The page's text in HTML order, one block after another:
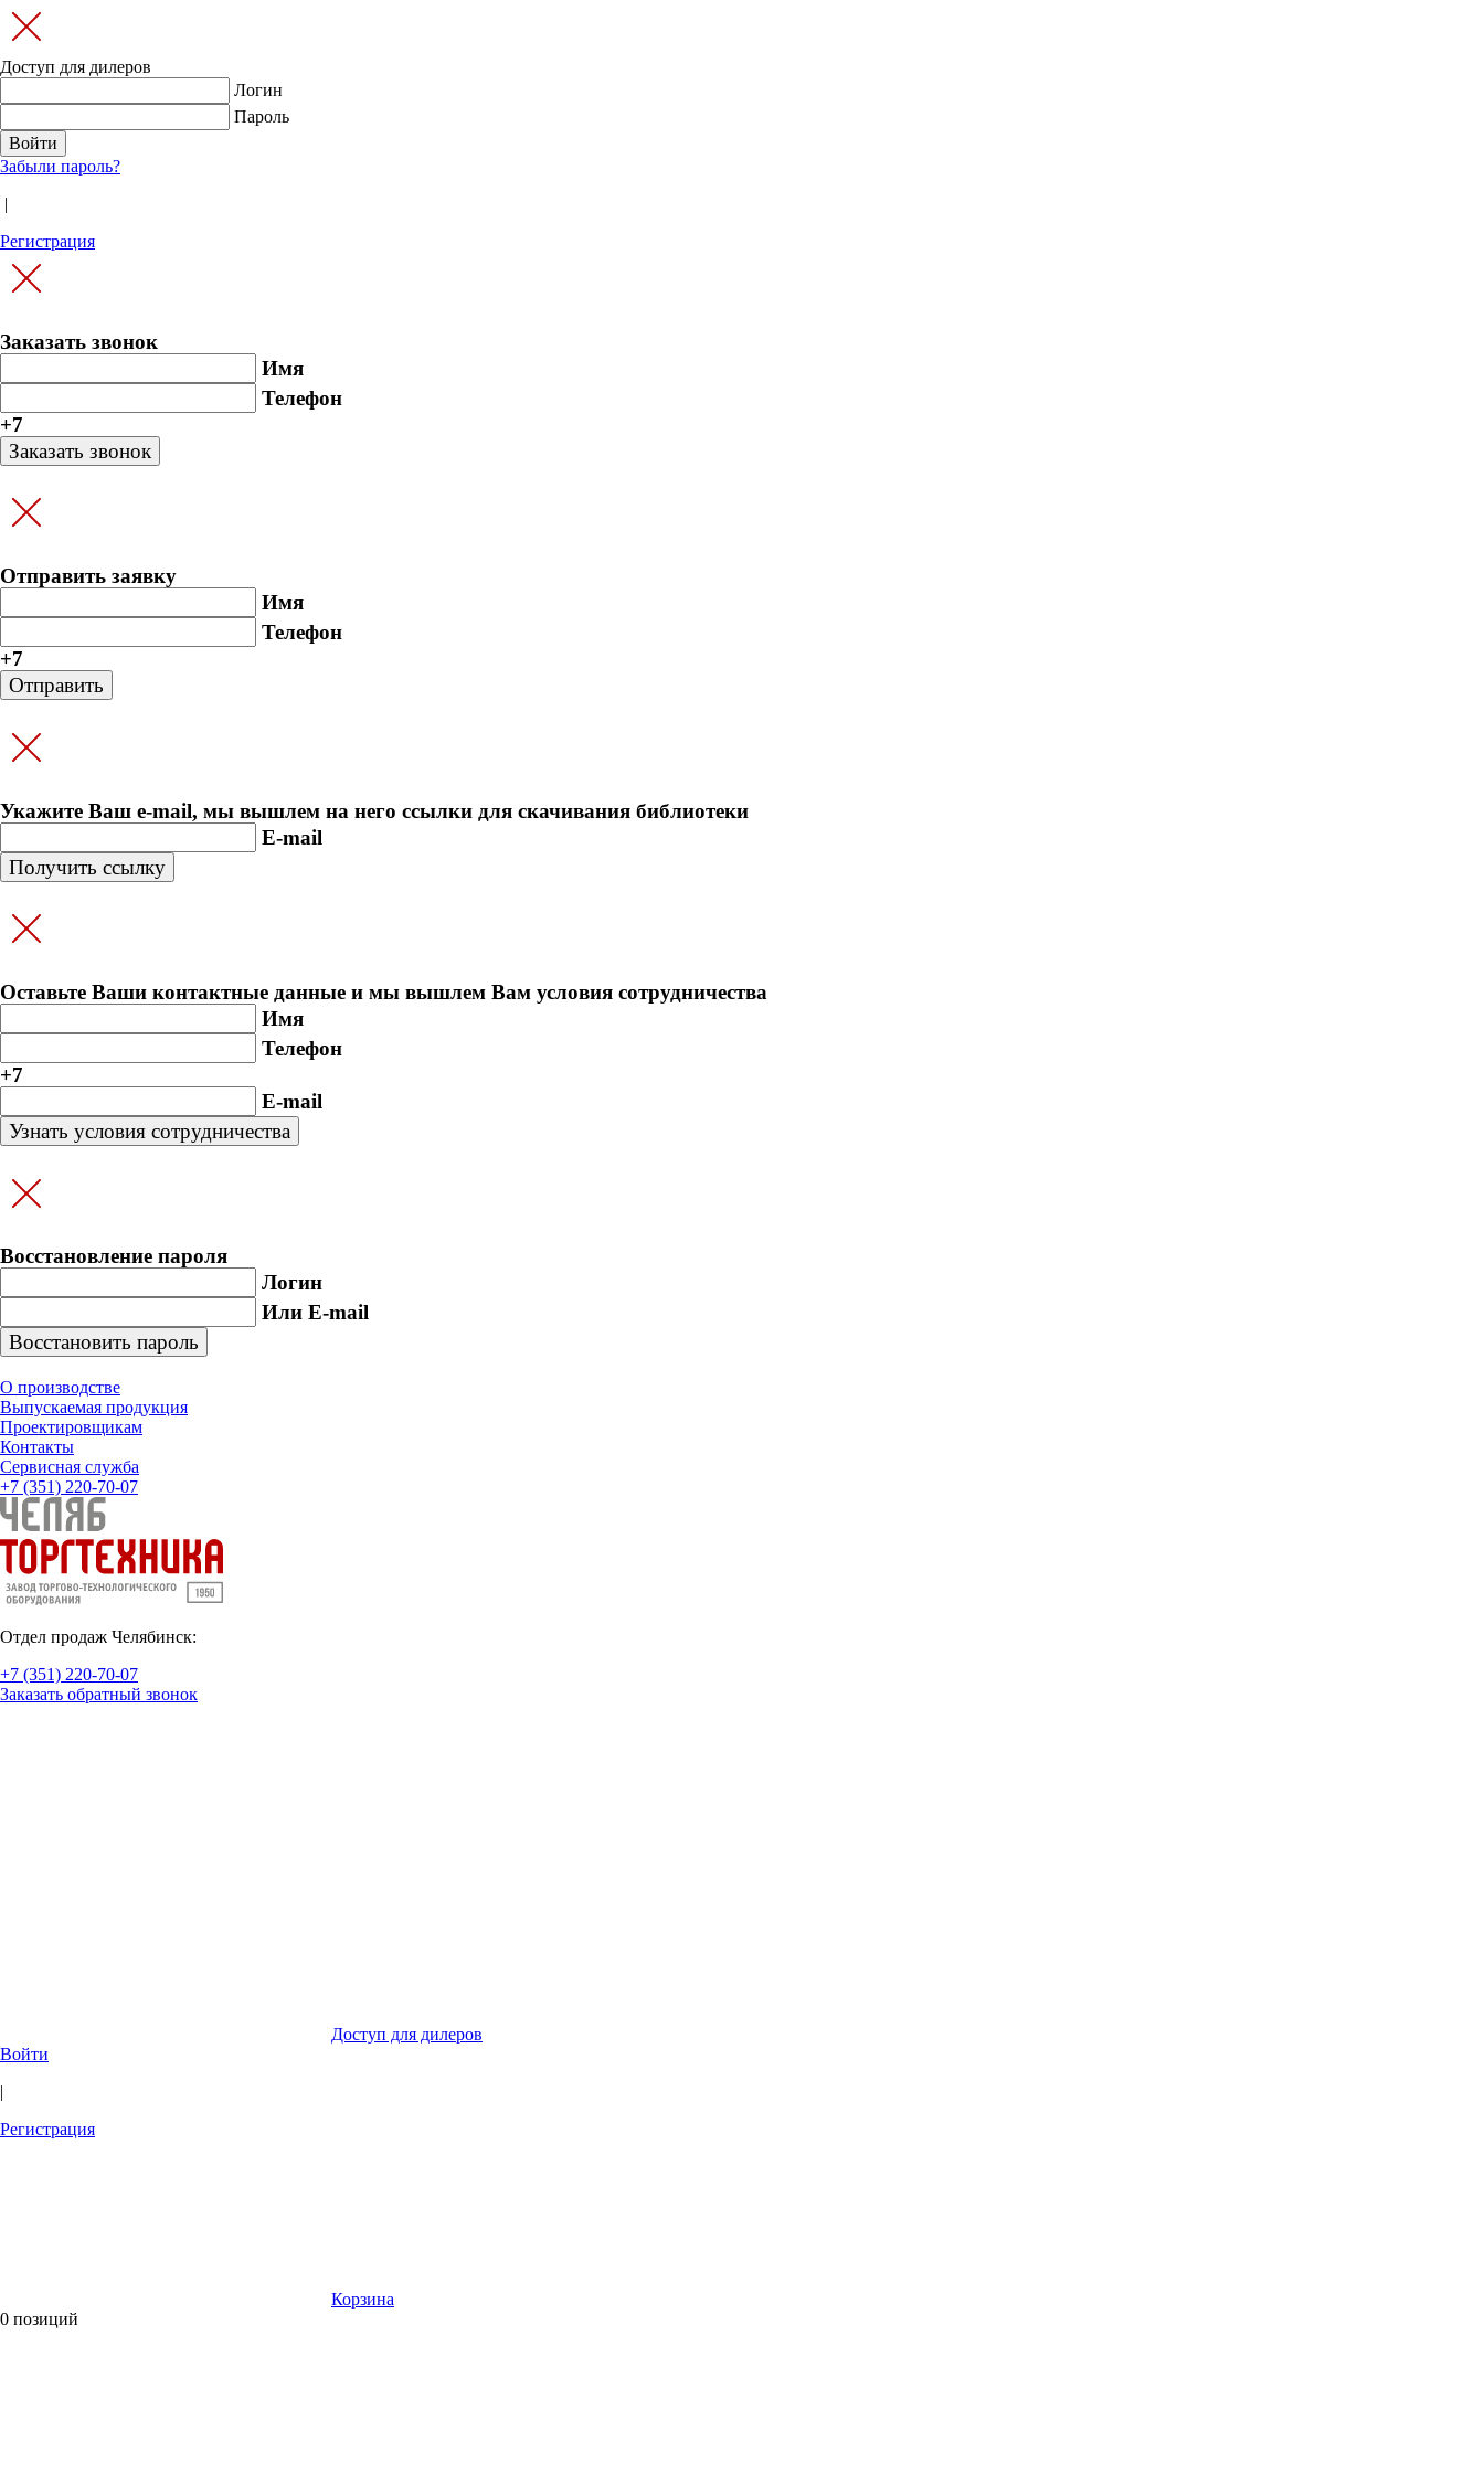
Доступ для дилеров
Логин
Пароль
Забыли пароль?
|
Регистрация
Заказать звонок
Имя
Телефон
+7
Отправить заявку
Имя
Телефон
+7
Укажите Ваш e-mail, мы вышлем на него ссылки для скачивания библиотеки
E-mail
Оставьте Ваши контактные данные и мы вышлем Вам условия сотрудничества
Имя
Телефон
+7
E-mail
Восстановление пароля
Логин
Или E-mail
О производстве
Выпускаемая продукция
Проектировщикам
Контакты
Cервисная служба
+7 (351) 220-70-07
Отдел продаж Челябинск:
+7 (351) 220-70-07
Заказать обратный звонок
Доступ для дилеров
Войти
|
Регистрация
Корзина
0 позиций